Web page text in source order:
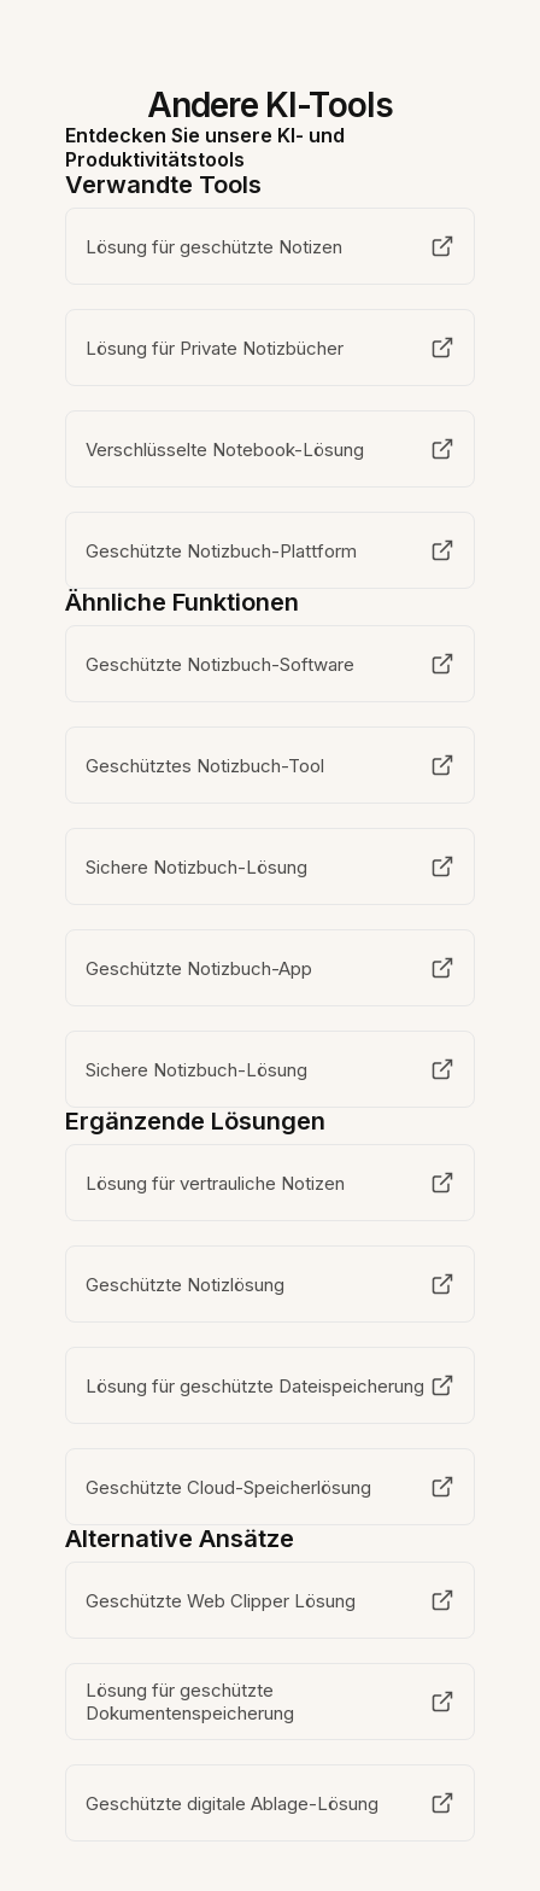
Andere KI-Tools
Entdecken Sie unsere KI- und
Produktivitätstools
Verwandte Tools
Lösung für geschützte Notizen
Lösung für Private Notizbücher
Verschlüsselte Notebook-Lösung
Geschützte Notizbuch-Plattform
Ähnliche Funktionen
Geschützte Notizbuch-Software
Geschütztes Notizbuch-Tool
Sichere Notizbuch-Lösung
Geschützte Notizbuch-App
Sichere Notizbuch-Lösung
Ergänzende Lösungen
Lösung für vertrauliche Notizen
Geschützte Notizlösung
Lösung für geschützte Dateispeicherung
Geschützte Cloud-Speicherlösung
Alternative Ansätze
Geschützte Web Clipper Lösung
Lösung für geschützte
Dokumentenspeicherung
Geschützte digitale Ablage-Lösung